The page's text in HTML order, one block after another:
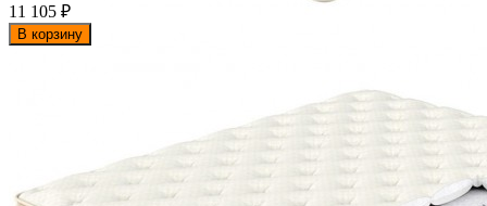
11 105 ₽
В корзину